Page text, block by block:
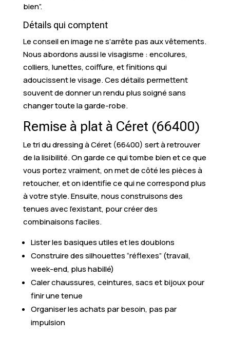
bien”.
Détails qui comptent
Le conseil en image ne s’arrête pas aux vêtements.
Nous abordons aussi le visagisme : encolures,
colliers, lunettes, coiffure, et finitions qui
adoucissent le visage. Ces détails permettent
souvent de donner un rendu plus soigné sans
changer toute la garde-robe.
Remise à plat à Céret (66400)
Le tri du dressing à Céret (66400) sert à retrouver
de la lisibilité. On garde ce qui tombe bien et ce que
vous portez vraiment, on met de côté les pièces à
retoucher, et on identifie ce qui ne correspond plus
à votre style. Ensuite, nous construisons des
tenues avec l’existant, pour créer des
combinaisons faciles.
Lister les basiques utiles et les doublons
Construire des silhouettes “réflexes” (travail,
week-end, plus habillé)
Caler chaussures, ceintures, sacs et bijoux pour
finir une tenue
Organiser les achats par besoin, pas par
impulsion